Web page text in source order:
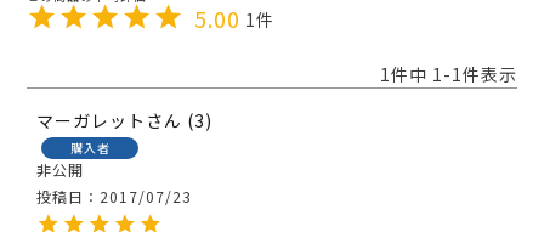
5.00 1
1件中 1-1件表示
マーガレット
3
購入者
非公開
投稿日
2017/07/23